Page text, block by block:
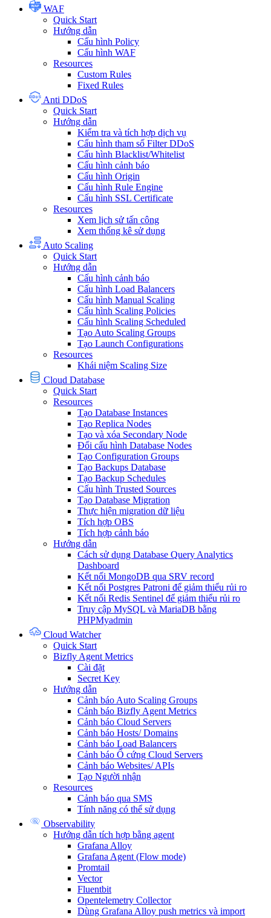
WAF
Quick Start
Hướng dẫn
Cấu hình Policy
Cấu hình WAF
Resources
Custom Rules
Fixed Rules
Anti DDoS
Quick Start
Hướng dẫn
Kiểm tra và tích hợp dịch vụ
Cấu hình tham số Filter DDoS
Cấu hình Blacklist/Whitelist
Cấu hình cảnh báo
Cấu hình Origin
Cấu hình Rule Engine
Cấu hình SSL Certificate
Resources
Xem lịch sử tấn công
Xem thống kê sử dụng
Auto Scaling
Quick Start
Hướng dẫn
Cấu hình cảnh báo
Cấu hình Load Balancers
Cấu hình Manual Scaling
Cấu hình Scaling Policies
Cấu hình Scaling Scheduled
Tạo Auto Scaling Groups
Tạo Launch Configurations
Resources
Khái niệm Scaling Size
Cloud Database
Quick Start
Resources
Tạo Database Instances
Tạo Replica Nodes
Tạo và xóa Secondary Node
Đổi cấu hình Database Nodes
Tạo Configuration Groups
Tạo Backups Database
Tạo Backup Schedules
Cấu hình Trusted Sources
Tạo Database Migration
Thực hiện migration dữ liệu
Tích hợp OBS
Tích hợp cảnh báo
Hướng dẫn
Cách sử dụng Database Query Analytics
Dashboard
Kết nối MongoDB qua SRV record
Kết nối Postgres Patroni để giảm thiểu rủi ro
Kết nối Redis Sentinel để giảm thiểu rủi ro
Truy cập MySQL và MariaDB bằng
PHPMyadmin
Cloud Watcher
Quick Start
Bizfly Agent Metrics
Cài đặt
Secret Key
Hướng dẫn
Cảnh báo Auto Scaling Groups
Cảnh báo Bizfly Agent Metrics
Cảnh báo Cloud Servers
Cảnh báo Hosts/ Domains
Cảnh báo Load Balancers
Cảnh báo Ổ cứng Cloud Servers
Cảnh báo Websites/ APIs
Tạo Người nhận
Resources
Cảnh báo qua SMS
Tính năng có thể sử dụng
Observability
Hướng dẫn tích hợp bằng agent
Grafana Alloy
Grafana Agent (Flow mode)
Promtail
Vector
Fluentbit
Opentelemetry Collector
Dùng Grafana Alloy push metrics và import